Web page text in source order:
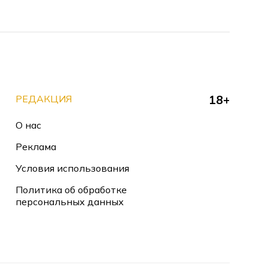
РЕДАКЦИЯ
О нас
Реклама
Условия использования
Политика об обработке
персональных данных
18+